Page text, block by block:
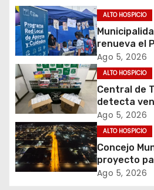
i
ó
n
d
e
e
n
t
ALTO HOSPICIO
renueva el
de Apoyos y
Ago 5, 2026
ALTO HOSPICIO
Central de
detecta
incautación
cajetillas
Ago 5, 2026
ALTO HOSPICIO
Concejo
proyecto
alumbrado
Ago 5, 2026